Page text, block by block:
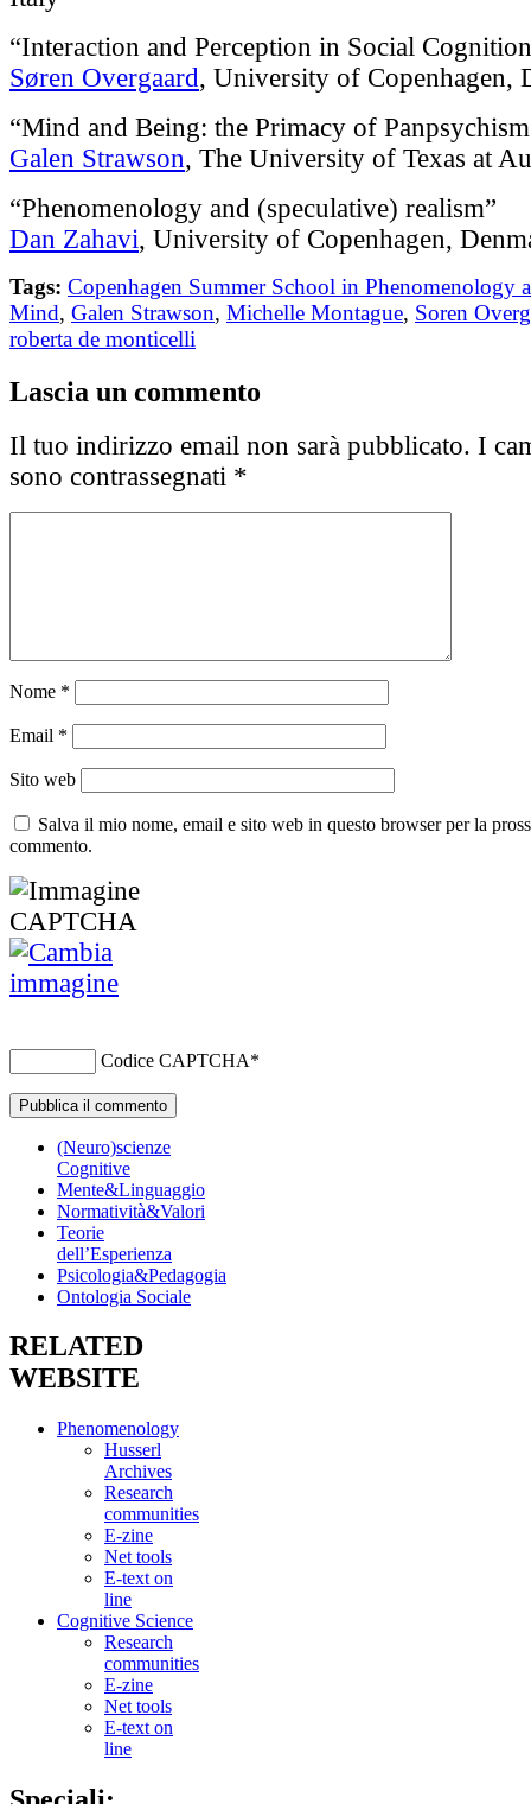
“Interaction and Perception in Social
Søren Overgaard, University of Copenhagen,
“Mind and Being: the Primacy of
Galen Strawson, The University of Texas at
“Phenomenology and (speculative) realism”
Dan Zahavi, University of Copenhagen,
Tags: Copenhagen Summer School in Phenomenology
Mind, Galen Strawson, Michelle Montague, Soren
roberta de monticelli
Lascia un commento
Il tuo indirizzo email non sarà pubblicato. I
sono contrassegnati *
Nome *
Email *
Sito web
Salva il mio nome, email e sito web in questo browser per la
commento.
Codice CAPTCHA*
(Neuro)scienze
Cognitive
Mente&Linguaggio
Normatività&Valori
Teorie
dell’Esperienza
Psicologia&Pedagogia
Ontologia Sociale
RELATED
WEBSITE
Phenomenology
Husserl
Archives
Research
communities
E-zine
Net tools
E-text on
line
Cognitive Science
Research
communities
E-zine
Net tools
E-text on
line